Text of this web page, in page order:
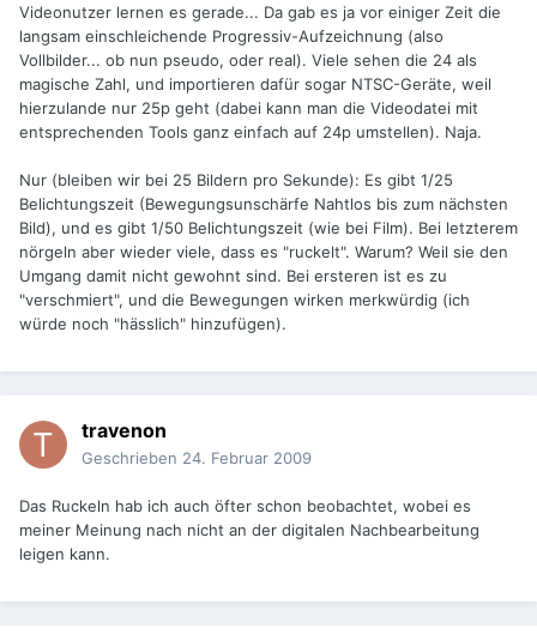
Videonutzer lernen es gerade... Da gab es ja vor einiger Zeit die
langsam einschleichende Progressiv-Aufzeichnung (also
Vollbilder... ob nun pseudo, oder real). Viele sehen die 24 als
magische Zahl, und importieren dafür sogar NTSC-Geräte, weil
hierzulande nur 25p geht (dabei kann man die Videodatei mit
entsprechenden Tools ganz einfach auf 24p umstellen). Naja.
Nur (bleiben wir bei 25 Bildern pro Sekunde): Es gibt 1/25
Belichtungszeit (Bewegungsunschärfe Nahtlos bis zum nächsten
Bild), und es gibt 1/50 Belichtungszeit (wie bei Film). Bei letzterem
nörgeln aber wieder viele, dass es "ruckelt". Warum? Weil sie den
Umgang damit nicht gewohnt sind. Bei ersteren ist es zu
"verschmiert", und die Bewegungen wirken merkwürdig (ich
würde noch "hässlich" hinzufügen).
travenon
Geschrieben 24. Februar 2009
Das Ruckeln hab ich auch öfter schon beobachtet, wobei es
meiner Meinung nach nicht an der digitalen Nachbearbeitung
leigen kann.